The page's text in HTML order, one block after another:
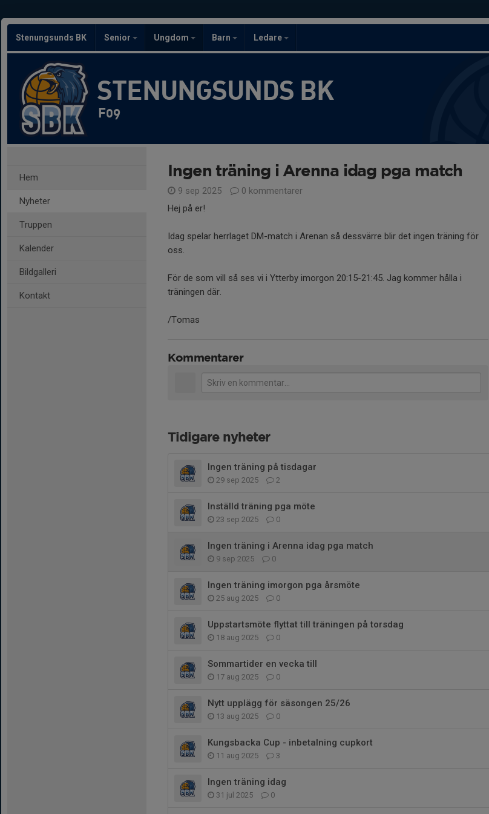
Stenungsunds BK Senior Ungdom Barn Ledare
STENUNGSUNDS BK
F09
Hem
Nyheter
Truppen
Kalender
Bildgalleri
Kontakt
Ingen träning i Arenna idag pga match
9 sep 2025
0 kommentarer
Hej på er!
Idag spelar herrlaget DM-match i Arenan så dessvärre blir det ingen träning för
oss.
För de som vill så ses vi i Ytterby imorgon 20:15-21:45. Jag kommer hålla i
träningen där.
/Tomas
Kommentarer
Tidigare nyheter
Ingen träning på tisdagar
29 sep 2025 2
Inställd träning pga möte
23 sep 2025 0
Ingen träning i Arenna idag pga match
9 sep 2025 0
Ingen träning imorgon pga årsmöte
25 aug 2025 0
Uppstartsmöte flyttat till träningen på torsdag
18 aug 2025 0
Sommartider en vecka till
17 aug 2025 0
Nytt upplägg för säsongen 25/26
13 aug 2025 0
Kungsbacka Cup - inbetalning cupkort
11 aug 2025 3
Ingen träning idag
31 jul 2025 0